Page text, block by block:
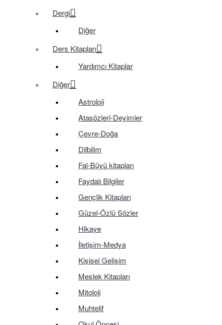
Dergi
Diğer
Ders Kitapları
Yardımcı Kitaplar
Diğer
Astroloji
Atasözleri-Deyimler
Çevre-Doğa
Dilbilim
Fal-Büyü kitapları
Faydalı Bilgiler
Gençlik Kitapları
Güzel-Özlü Sözler
Hikaye
İletişim-Medya
Kişisel Gelişim
Meslek Kitapları
Mitoloji
Muhtelif